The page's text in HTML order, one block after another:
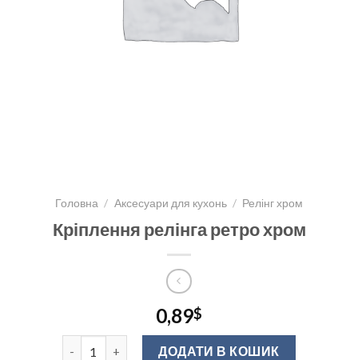
Головна / Аксесуари для кухонь / Релінг хром
Кріплення релінга ретро хром
0,89$
Кріплення релінга ретро хром кількість
ДОДАТИ В КОШИК